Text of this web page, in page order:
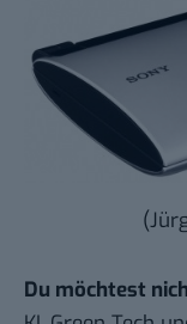
Du möchtest